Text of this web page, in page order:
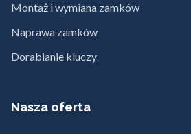
Montaż i wymiana zamków
Naprawa zamków
Dorabianie kluczy
Nasza oferta